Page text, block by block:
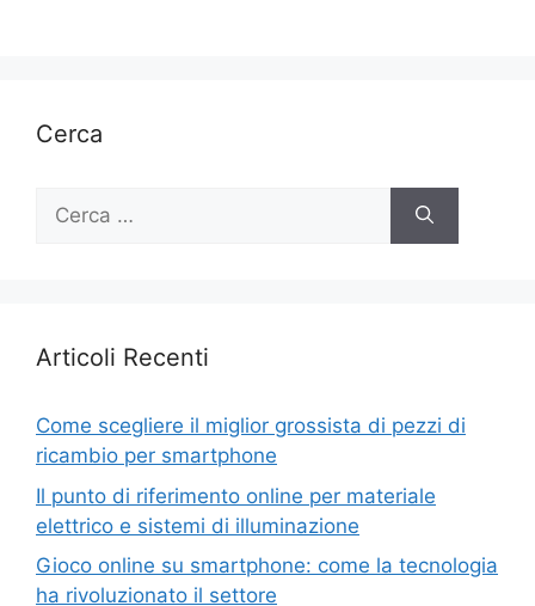
Cerca
Ricerca
Articoli Recenti
Come scegliere il miglior grossista di pezzi di
ricambio per smartphone
Il punto di riferimento online per materiale
elettrico e sistemi di illuminazione
Gioco online su smartphone: come la tecnologia
ha rivoluzionato il settore